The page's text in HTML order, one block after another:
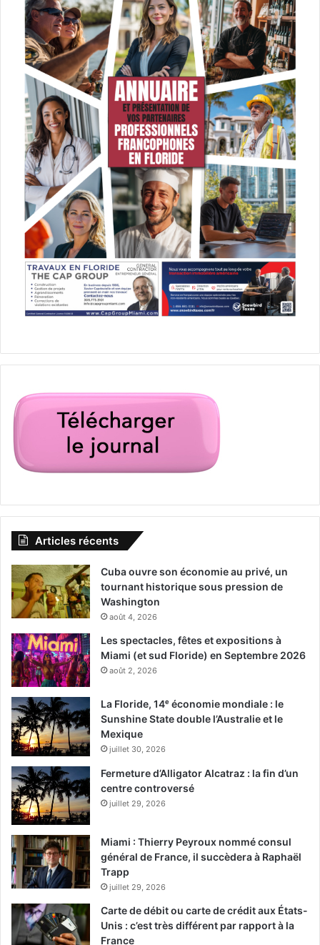
Articles récents
Cuba ouvre son économie au privé, un
tournant historique sous pression de
Washington
août 4, 2026
Les spectacles, fêtes et expositions à
Miami (et sud Floride) en Septembre 2026
août 2, 2026
La Floride, 14ᵉ économie mondiale : le
Sunshine State double l’Australie et le
Mexique
juillet 30, 2026
Fermeture d’Alligator Alcatraz : la fin d’un
centre controversé
juillet 29, 2026
Miami : Thierry Peyroux nommé consul
général de France, il succèdera à Raphaël
Trapp
juillet 29, 2026
Carte de débit ou carte de crédit aux États-
Unis : c’est très différent par rapport à la
France